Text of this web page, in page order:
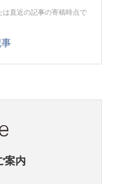
直近の記事の寄稿時点で
案内